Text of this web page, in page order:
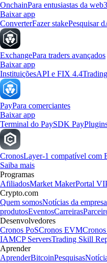
OnchainPara entusiastas da web3
Baixar app
ConverterFazer stakePesquisar
ExchangePara traders avançados
Baixar app
InstituiçõesAPI e FIX 4.4
PayPara comerciantes
Baixar app
Terminal do PaySDK Pay
CronosLayer-1 compatível com
Saiba mais
Programas
AfiliadosMarket MakerPortal
Crypto.com
Quem somosNotícias da empresa
produtosEventosCarreiras
Desenvolvedores
Cronos PoSCronos EVM
IAMCP ServersTrading Skill
Aprender
AprenderBitcoinPesquisas